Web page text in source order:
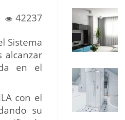
42237
Sistema
alcanzar
en el
con el
su